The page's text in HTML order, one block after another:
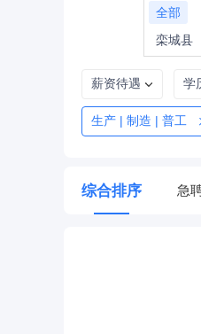
全部
栾城县
薪资待遇 学
生产 | 制造 | 普工
综合排序 急